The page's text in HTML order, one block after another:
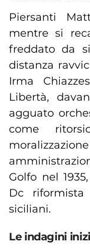
Piersanti
mentre si
freddato da
distanza
Irma
Libertà,
agguato
come
Golfo nel
Dc
siciliani.
Le indagini